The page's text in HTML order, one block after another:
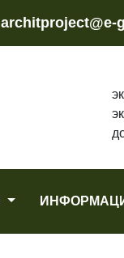
architproject@e-